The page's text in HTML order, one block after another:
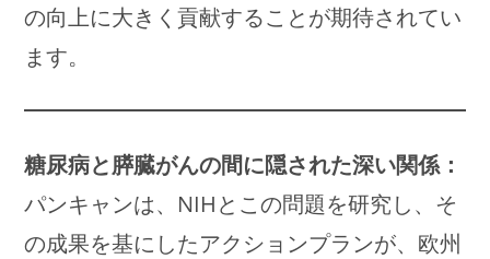
の向上に大きく貢献することが期待されてい
ます。
糖尿病と膵臓がんの間に隠された深い関係：
パンキャンは、NIHとこの問題を研究し、そ
の成果を基にしたアクションプランが、欧州